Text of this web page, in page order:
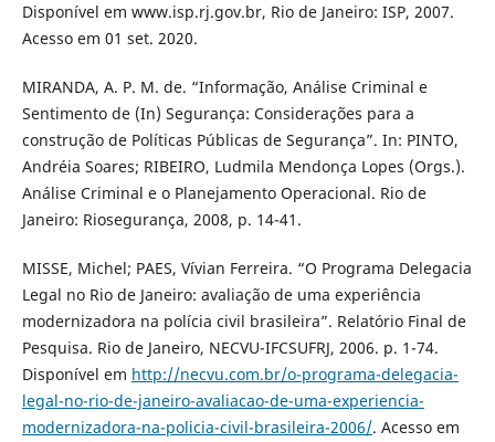
Disponível em www.isp.rj.gov.br, Rio de Janeiro: ISP, 2007.
Acesso em 01 set. 2020.
MIRANDA, A. P. M. de. “Informação, Análise Criminal e
Sentimento de (In) Segurança: Considerações para a
construção de Políticas Públicas de Segurança”. In: PINTO,
Andréia Soares; RIBEIRO, Ludmila Mendonça Lopes (Orgs.).
Análise Criminal e o Planejamento Operacional. Rio de
Janeiro: Riosegurança, 2008, p. 14-41.
MISSE, Michel; PAES, Vívian Ferreira. “O Programa Delegacia
Legal no Rio de Janeiro: avaliação de uma experiência
modernizadora na polícia civil brasileira”. Relatório Final de
Pesquisa. Rio de Janeiro, NECVU-IFCSUFRJ, 2006. p. 1-74.
Disponível em http://necvu.com.br/o-programa-delegacia-
legal-no-rio-de-janeiro-avaliacao-de-uma-experiencia-
modernizadora-na-policia-civil-brasileira-2006/. Acesso em